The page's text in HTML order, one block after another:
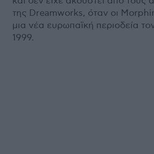
της Dreamworks, όταν οι
μια νέα ευρωπαϊκή περιοδεία
1999.